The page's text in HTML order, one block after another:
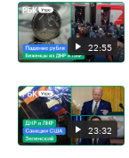
22:55
23:32